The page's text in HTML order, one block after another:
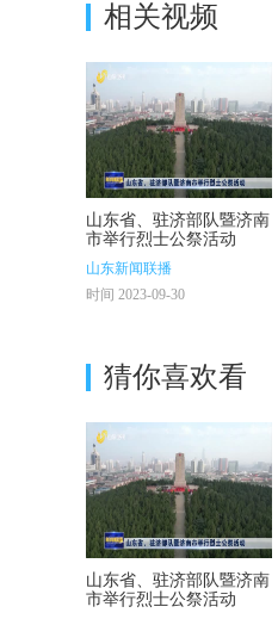
相关视频
山东省、驻济部队暨济南
市举行烈士公祭活动
山东新闻联播
时间 2023-09-30
猜你喜欢看
山东省、驻济部队暨济南
市举行烈士公祭活动